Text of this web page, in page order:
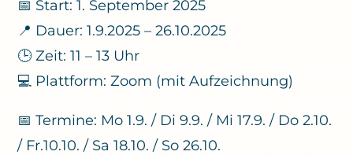
📅 Start: 1. September 2025
📍 Dauer: 1.9.2025 – 26.10.2025
🕒 Zeit: 11 – 13 Uhr
💻 Plattform: Zoom (mit Aufzeichnung)
📅 Termine: Mo 1.9. / Di 9.9. / Mi 17.9. / Do 2.10.
/ Fr.10.10. / Sa 18.10. / So 26.10.